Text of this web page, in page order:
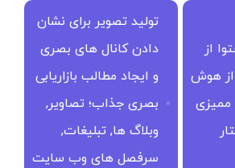
از
از هوش
ممیزی
تولید تصویر برای نشان
دادن کانال های بصری
و ایجاد مطالب بازاریابی
بصری جذاب؛ تصاویر,
وبلاگ ها, تبلیغات,
سرفصل های وب سایت